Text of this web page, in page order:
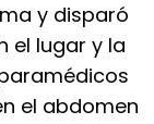
y disparó
el lugar y la
el abdomen